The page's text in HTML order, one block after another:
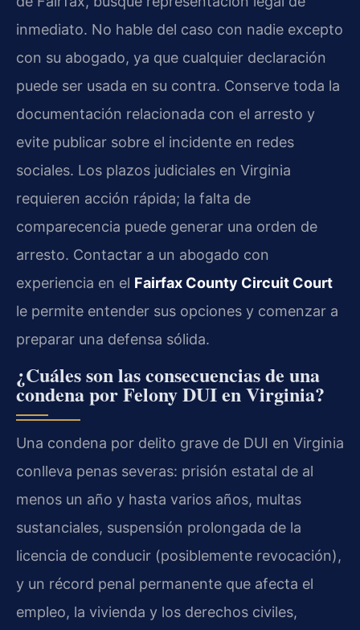
inmediato. No hable del caso con nadie excepto
con su abogado, ya que cualquier declaración
puede ser usada en su contra. Conserve toda la
documentación relacionada con el arresto y
evite publicar sobre el incidente en redes
sociales. Los plazos judiciales en Virginia
requieren acción rápida; la falta de
comparecencia puede generar una orden de
arresto. Contactar a un abogado con
experiencia en el Fairfax County Circuit Court
le permite entender sus opciones y comenzar a
preparar una defensa sólida.
¿Cuáles son las consecuencias de una
condena por Felony DUI en Virginia?
Una condena por delito grave de DUI en Virginia
conlleva penas severas: prisión estatal de al
menos un año y hasta varios años, multas
sustanciales, suspensión prolongada de la
licencia de conducir (posiblemente revocación),
y un récord penal permanente que afecta el
empleo, la vivienda y los derechos civiles,